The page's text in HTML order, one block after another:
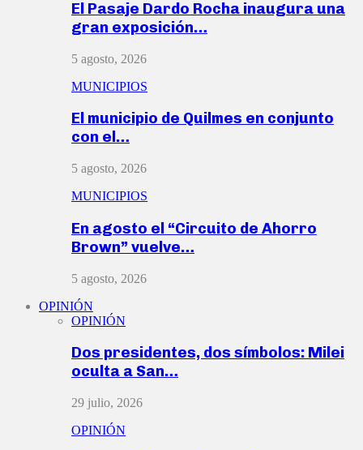
El Pasaje Dardo Rocha inaugura una
gran exposición…
5 agosto, 2026
MUNICIPIOS
El municipio de Quilmes en conjunto
con el…
5 agosto, 2026
MUNICIPIOS
En agosto el “Circuito de Ahorro
Brown” vuelve…
5 agosto, 2026
OPINIÓN
OPINIÓN
Dos presidentes, dos símbolos: Milei
oculta a San…
29 julio, 2026
OPINIÓN